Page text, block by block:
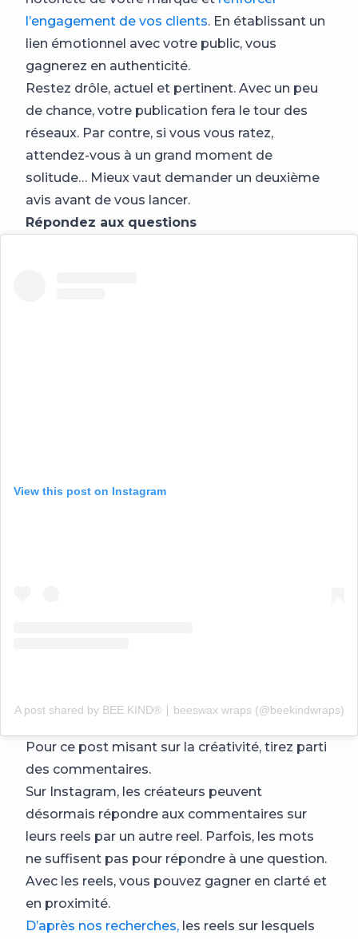
l’engagement de vos clients. En établissant un
lien émotionnel avec votre public, vous
gagnerez en authenticité.
Restez drôle, actuel et pertinent. Avec un peu
de chance, votre publication fera le tour des
réseaux. Par contre, si vous vous ratez,
attendez-vous à un grand moment de
solitude… Mieux vaut demander un deuxième
avis avant de vous lancer.
Répondez aux questions
View this post on Instagram
A post shared by BEE KIND® ∣ beeswax wraps (@beekindwraps)
Pour ce post misant sur la créativité, tirez parti
des commentaires.
Sur Instagram, les créateurs peuvent
désormais répondre aux commentaires sur
leurs reels par un autre reel. Parfois, les mots
ne suffisent pas pour répondre à une question.
Avec les reels, vous pouvez gagner en clarté et
en proximité.
D’après nos recherches, les reels sur lesquels